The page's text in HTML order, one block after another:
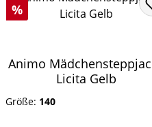
Rabatt
%
Animo
Licita Gelb
Größe: 140